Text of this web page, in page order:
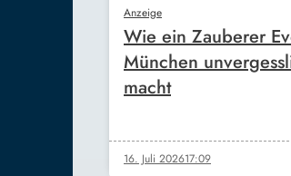
Anzeige
Wie ein Zauberer
München
macht
16. Juli 202617:09